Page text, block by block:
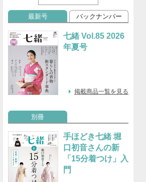
最新号
七緒 Vol.85 2026
年夏号
掲載商品一覧を見る
バックナンバー
別冊
手ほどき七緒 堀
口初音さんの新
「15分着つけ」入
門